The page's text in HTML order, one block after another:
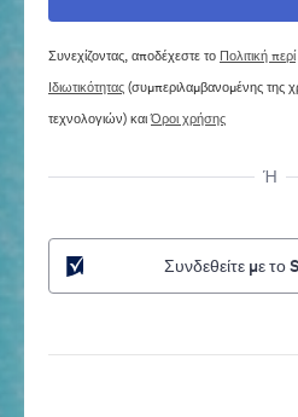
Συνεχίζοντας, αποδέχεστε το Πολιτική περί
Ιδιωτικότητας(συμπεριλαμβανομένης της
τεχνολογιών) καιΌροι χρήσης
Ή
Συνδεθείτε με